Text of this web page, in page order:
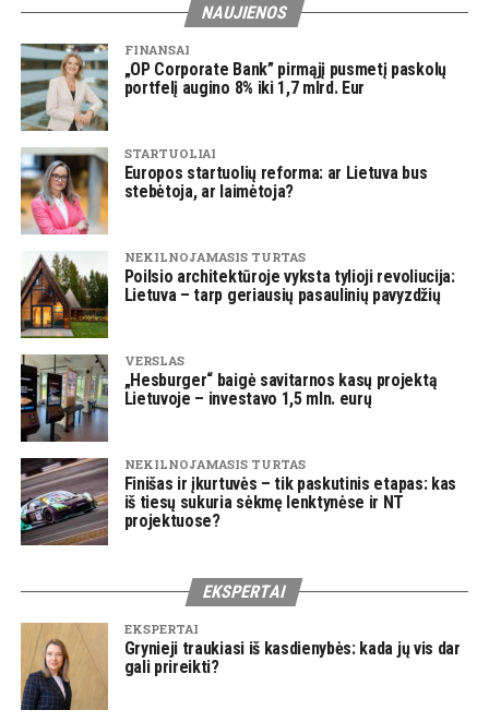
NAUJIENOS
FINANSAI
„OP Corporate Bank” pirmąjį pusmetį paskolų
portfelį augino 8% iki 1,7 mlrd. Eur
STARTUOLIAI
Europos startuolių reforma: ar Lietuva bus
stebėtoja, ar laimėtoja?
NEKILNOJAMASIS TURTAS
Poilsio architektūroje vyksta tylioji revoliucija:
Lietuva – tarp geriausių pasaulinių pavyzdžių
VERSLAS
„Hesburger“ baigė savitarnos kasų projektą
Lietuvoje – investavo 1,5 mln. eurų
NEKILNOJAMASIS TURTAS
Finišas ir įkurtuvės – tik paskutinis etapas: kas
iš tiesų sukuria sėkmę lenktynėse ir NT
projektuose?
EKSPERTAI
EKSPERTAI
Grynieji traukiasi iš kasdienybės: kada jų vis dar
gali prireikti?